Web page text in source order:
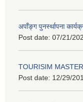
अपाँङ्ग पुनर्स्थापना
Post date: 07/21/
TOURISIM
Post date: 12/29/